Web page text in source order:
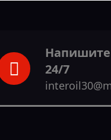
24/7